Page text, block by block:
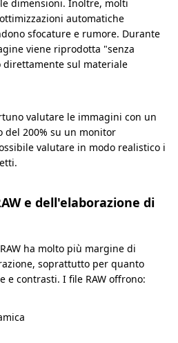
dimensioni. Inoltre, molti
automatiche
sfocature e rumore. Durante
viene riprodotta "senza
direttamente sul materiale
valutare le immagini con un
del 200% su un monitor
valutare in modo realistico i
e dell'elaborazione di
ha molto più margine di
soprattutto per quanto
e contrasti. I file RAW offrono: